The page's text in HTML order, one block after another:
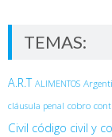
TEMAS:
A.R.T ALIMENTOS
cláusula penal cobro
Civil código civil y